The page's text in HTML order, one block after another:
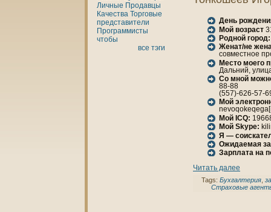
Личные Продавцы
Качества Торговые
представители
Программисты
чтобы
все тэги
День
Мой возраст
Родной город:
Женaт/не
совместное
Место моего
Дальний,
Со мной
88-88
(557)-626-57-
Мой
Мой ICQ:
Мой Skype:
Я —
Ожидаемая
Зарплата нa
Читать далее
Tags: Бухгалтерия,
Страховые